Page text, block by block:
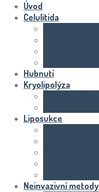
Úvod
Celulitida
Hubnutí
Kryolipolýza
Liposukce
Neinvazivní metody